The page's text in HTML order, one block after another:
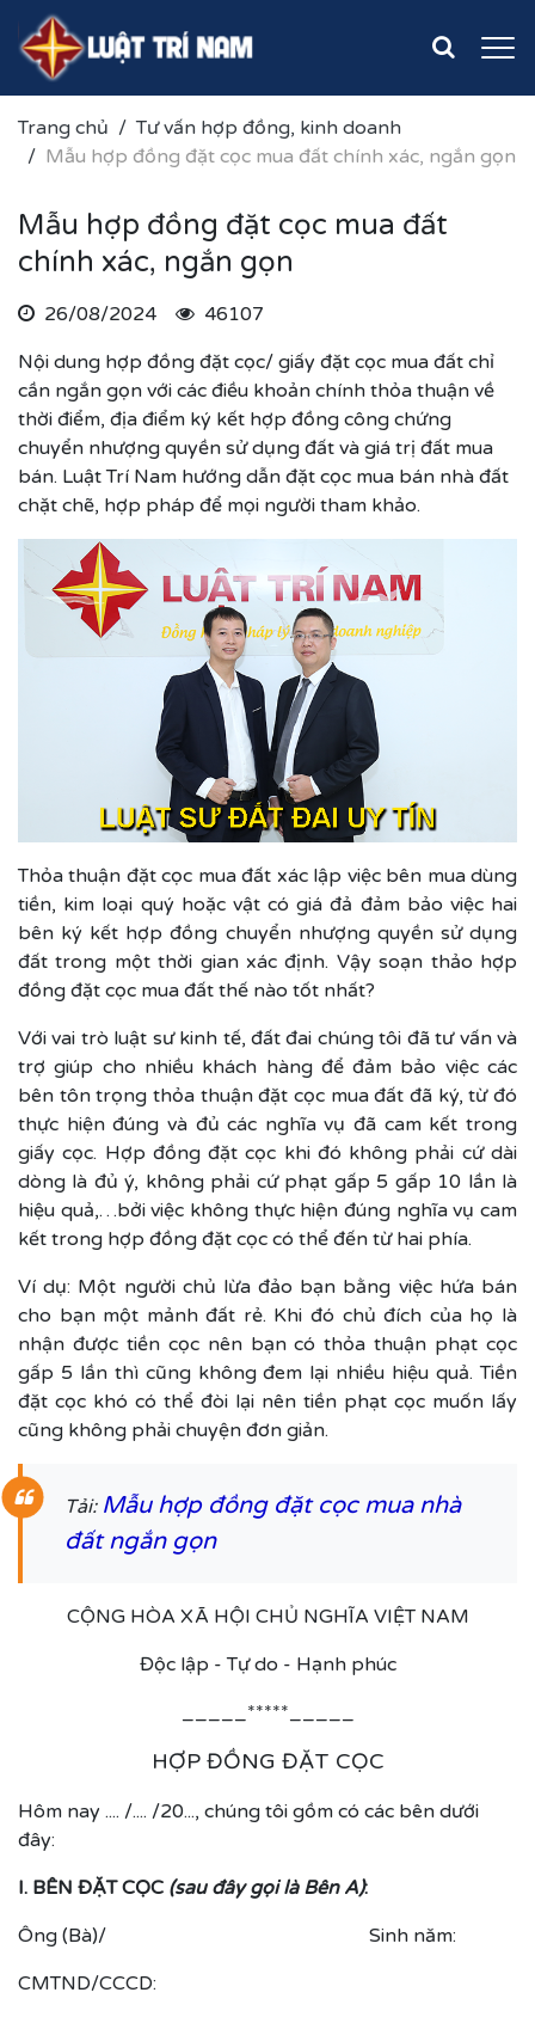
Trang chủ
Tư vấn hợp đồng, kinh doanh
Mẫu hợp đồng đặt cọc mua đất chính xác, ngắn gọn
Mẫu hợp đồng đặt cọc mua đất
chính xác, ngắn gọn
26/08/2024
46107
Nội dung hợp đồng đặt cọc/ giấy đặt cọc mua đất chỉ
cần ngắn gọn với các điều khoản chính thỏa thuận về
thời điểm, địa điểm ký kết hợp đồng công chứng
chuyển nhượng quyền sử dụng đất và giá trị đất mua
bán. Luật Trí Nam hướng dẫn đặt cọc mua bán nhà đất
chặt chẽ, hợp pháp để mọi người tham khảo.
Thỏa thuận đặt cọc mua đất xác lập việc bên mua dùng
tiền, kim loại quý hoặc vật có giá đả đảm bảo việc hai
bên ký kết hợp đồng chuyển nhượng quyền sử dụng
đất trong một thời gian xác định. Vậy soạn thảo hợp
đồng đặt cọc mua đất thế nào tốt nhất?
Với vai trò luật sư kinh tế, đất đai chúng tôi đã tư vấn và
trợ giúp cho nhiều khách hàng để đảm bảo việc các
bên tôn trọng thỏa thuận đặt cọc mua đất đã ký, từ đó
thực hiện đúng và đủ các nghĩa vụ đã cam kết trong
giấy cọc. Hợp đồng đặt cọc khi đó không phải cứ dài
dòng là đủ ý, không phải cứ phạt gấp 5 gấp 10 lần là
hiệu quả,…bởi việc không thực hiện đúng nghĩa vụ cam
kết trong hợp đồng đặt cọc có thể đến từ hai phía.
Ví dụ: Một người chủ lừa đảo bạn bằng việc hứa bán
cho bạn một mảnh đất rẻ. Khi đó chủ đích của họ là
nhận được tiền cọc nên bạn có thỏa thuận phạt cọc
gấp 5 lần thì cũng không đem lại nhiều hiệu quả. Tiền
đặt cọc khó có thể đòi lại nên tiền phạt cọc muốn lấy
cũng không phải chuyện đơn giản.
Tải: Mẫu hợp đồng đặt cọc mua nhà
đất ngắn gọn
CỘNG HÒA XÃ HỘI CHỦ NGHĨA VIỆT NAM
Độc lập - Tự do - Hạnh phúc
_____*****_____
HỢP ĐỒNG ĐẶT CỌC
Hôm nay .... /.... /20..., chúng tôi gồm có các bên dưới
đây:
I. BÊN ĐẶT CỌC (sau đây gọi là Bên A):
Ông (Bà)/ Sinh năm:
CMTND/CCCD: